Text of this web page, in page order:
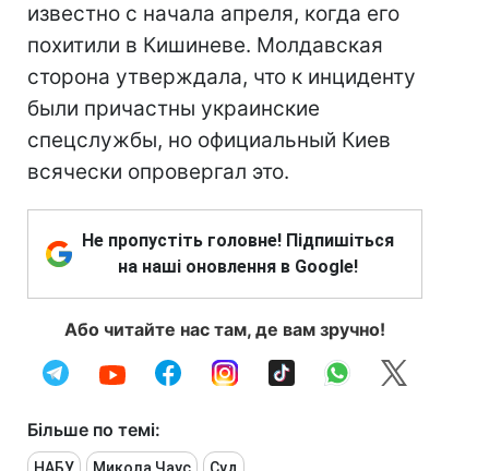
известно с начала апреля, когда его
похитили в Кишиневе. Молдавская
сторона утверждала, что к инциденту
были причастны украинские
спецслужбы, но официальный Киев
всячески опровергал это.
Не пропустіть головне! Підпишіться
на наші оновлення в Google!
Або читайте нас там, де вам зручно!
Більше по темі: